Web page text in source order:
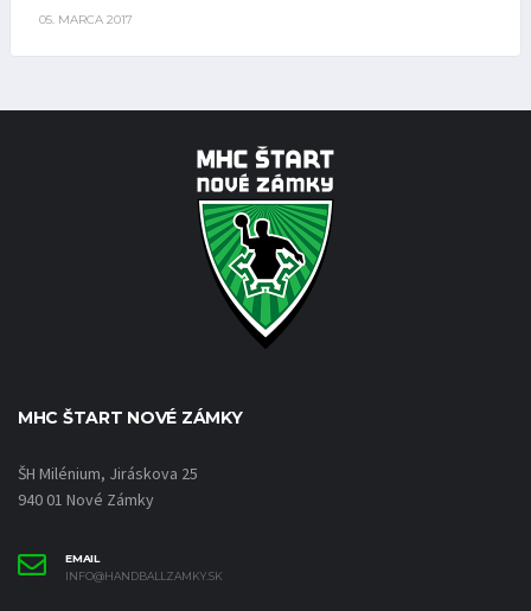
05. MARCA 2017
MHC ŠTART NOVÉ ZÁMKY
ŠH Milénium, Jiráskova 25
940 01 Nové Zámky
EMAIL
INFO@HANDBALLZAMKY.SK